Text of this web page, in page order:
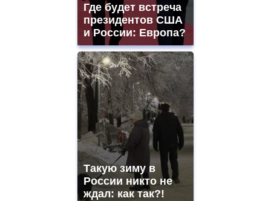
https://www.replicasrelojes.to/
Где будет встреча
президентов США
и России: Европа?
Такую зиму в
России никто не
ждал: как так?!